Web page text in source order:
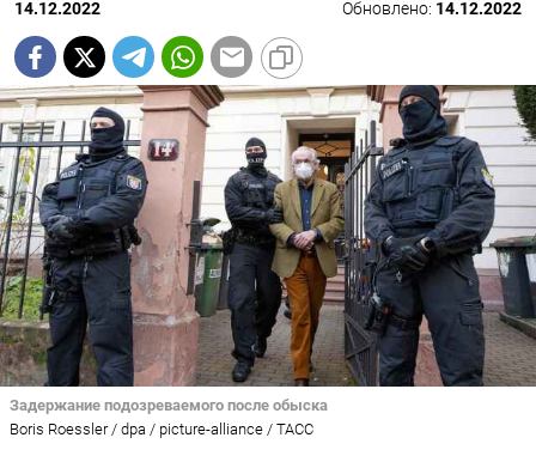
14.12.2022 Обновлено: 14.12.2022
Задержание подозреваемого после обыска
Boris Roessler / dpa / picture-alliance / ТАСС